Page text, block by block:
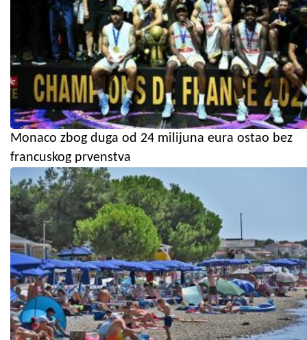
Monaco zbog duga od 24 milijuna eura ostao bez
francuskog prvenstva